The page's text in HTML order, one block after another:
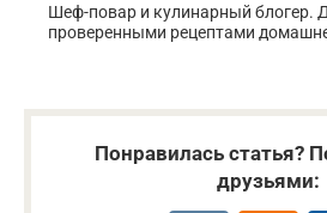
Шеф-повар и кулинарный блогер.
проверенными рецептами
Понравилась статья?
друзьями: